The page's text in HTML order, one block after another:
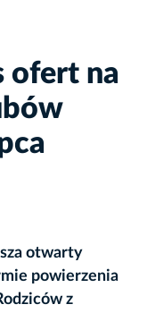
ofert na
otwarty
powierzenia
z